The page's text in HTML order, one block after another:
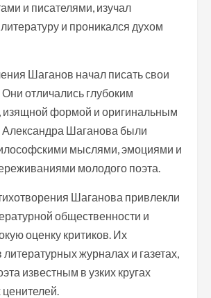
и писателями, изучал
и проникался духом
Шаганов начал писать свои
отличались глубоким
формой и оригинальным
Александра Шаганова были
мыслями, эмоциями и
молодого поэта.
Шаганова привлекли
общественности и
оценку критиков. Их
литературных журналах и газетах,
известным в узких кругах